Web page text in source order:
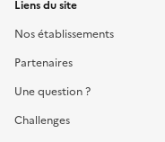
Liens du site
Nos établissements
Partenaires
Une question ?
Challenges